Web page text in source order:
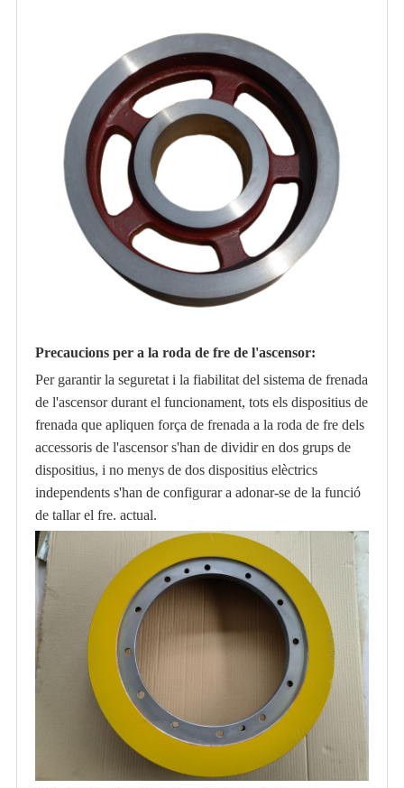
Precaucions per a la roda de fre de l'ascensor:
Per garantir la seguretat i la fiabilitat del sistema de frenada
de l'ascensor durant el funcionament, tots els dispositius de
frenada que apliquen força de frenada a la roda de fre dels
accessoris de l'ascensor s'han de dividir en dos grups de
dispositius, i no menys de dos dispositius elèctrics
independents s'han de configurar a adonar-se de la funció
de tallar el fre. actual.